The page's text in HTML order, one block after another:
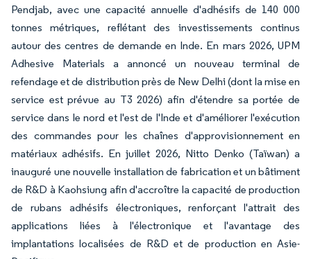
Pendjab, avec une capacité annuelle d'adhésifs de 140 000
tonnes métriques, reflétant des investissements continus
autour des centres de demande en Inde. En mars 2026, UPM
Adhesive Materials a annoncé un nouveau terminal de
refendage et de distribution près de New Delhi (dont la mise en
service est prévue au T3 2026) afin d'étendre sa portée de
service dans le nord et l'est de l'Inde et d'améliorer l'exécution
des commandes pour les chaînes d'approvisionnement en
matériaux adhésifs. En juillet 2026, Nitto Denko (Taïwan) a
inauguré une nouvelle installation de fabrication et un bâtiment
de R&D à Kaohsiung afin d'accroître la capacité de production
de rubans adhésifs électroniques, renforçant l'attrait des
applications liées à l'électronique et l'avantage des
implantations localisées de R&D et de production en Asie-